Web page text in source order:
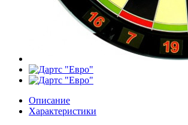
Описание
Характеристики